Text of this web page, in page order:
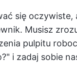
się oczywiste,
Musisz
pulpitu
i zadaj sobie